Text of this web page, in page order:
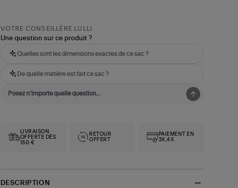
VOTRE CONSEILLÈRE LULLI
Une question sur ce produit ?
Quelles sont les dimensions exactes de ce sac ?
De quelle matière est fait ce sac ?
LIVRAISON
OFFERTE DÈS
150 €
RETOUR
OFFERT
PAIEMENT EN
3X,4X
DESCRIPTION